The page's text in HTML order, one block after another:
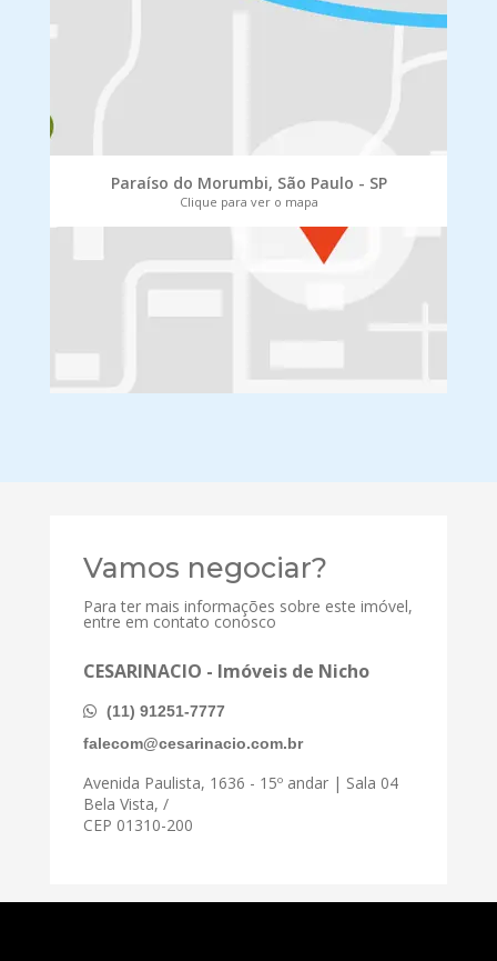
Paraíso do Morumbi, São Paulo - SP
Clique para ver o mapa
Vamos negociar?
Para ter mais informações sobre este imóvel,
entre em contato conosco
CESARINACIO - Imóveis de Nicho
(11) 91251-7777
falecom@cesarinacio.com.br
Avenida Paulista, 1636 - 15º andar | Sala 04
Bela Vista, /
CEP 01310-200